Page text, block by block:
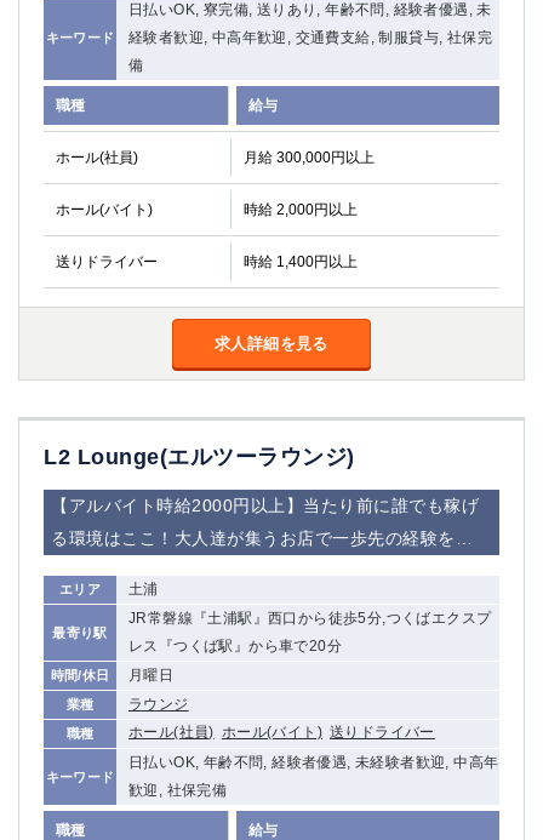
キーワード
日払いOK, 寮完備, 送りあり, 年齢不問, 経験者優遇, 未
経験者歓迎, 中高年歓迎, 交通費支給, 制服貸与, 社保完
備
職種 給与
ホール(社員) 月給 300,000円以上
ホール(バイト) 時給 2,000円以上
送りドライバー 時給 1,400円以上
求人詳細を見る
L2 Lounge(エルツーラウンジ)
【アルバイト時給2000円以上】当たり前に誰でも稼げ
る環境はここ！大人達が集うお店で一歩先の経験を…
エリア 土浦
最寄り駅
JR常磐線『土浦駅』西口から徒歩5分,つくばエクスプ
レス『つくば駅』から車で20分
時間/休日 月曜日
業種 ラウンジ
職種 ホール(社員) ホール(バイト) 送りドライバー
キーワード
日払いOK, 年齢不問, 経験者優遇, 未経験者歓迎, 中高年
歓迎, 社保完備
職種 給与
横浜
溝の口
本厚木
藤沢
平塚
関内・馬車道・日ノ出町
武蔵新城
元住吉
茅ヶ崎
戸塚
たまプラーザ
大船
相模原
横須賀
大宮
南越谷
志木
川越
草加
南浦和
所沢
熊谷
獨協大学前＜草加松原＞
春日部
川口
蕨
千葉県
船橋
津田沼
成田
千葉
柏（西口）
木更津